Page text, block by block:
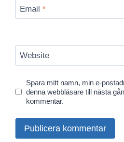
Email *
Website
Spara mitt namn, min e-
denna webbläsare till nästa
kommentar.